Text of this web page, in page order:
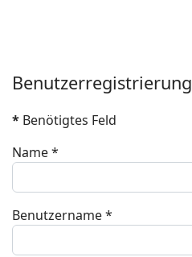
Benutzerregistrierung
* Benötigtes Feld
Name*
Benutzername*